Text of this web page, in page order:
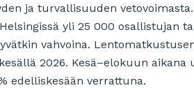
ja turvallisuuden
yli 25 000 osallistujan
vahvoina.
2026. Kesä–elokuun aikana
edelliskesään verrattuna.